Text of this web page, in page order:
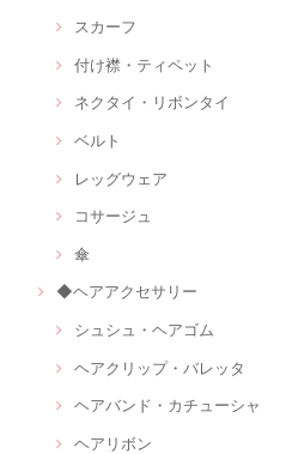
スカーフ
付け襟・ティペット
ネクタイ・リボンタイ
ベルト
レッグウェア
コサージュ
傘
◆ヘアアクセサリー
シュシュ・ヘアゴム
ヘアクリップ・バレッタ
ヘアバンド・カチューシャ
ヘアリボン